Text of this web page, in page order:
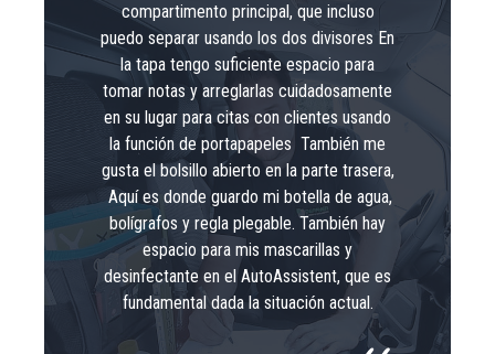
compartimento principal, que incluso
puedo separar usando los dos divisores En
la tapa tengo suficiente espacio para
tomar notas y arreglarlas cuidadosamente
en su lugar para citas con clientes usando
la función de portapapeles También me
gusta el bolsillo abierto en la parte trasera,
Aquí es donde guardo mi botella de agua,
bolígrafos y regla plegable. También hay
espacio para mis mascarillas y
desinfectante en el AutoAssistent, que es
fundamental dada la situación actual.